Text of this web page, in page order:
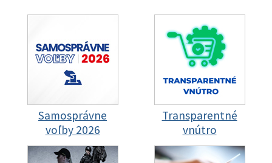
Samosprávne
voľby 2026
Transparentné
vnútro